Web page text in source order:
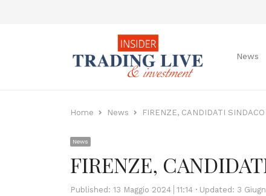
News
Home News FIRENZE, CANDIDATI
News
FIRENZE,
Published: 13 Maggio 2024 11:14 Updated: 3